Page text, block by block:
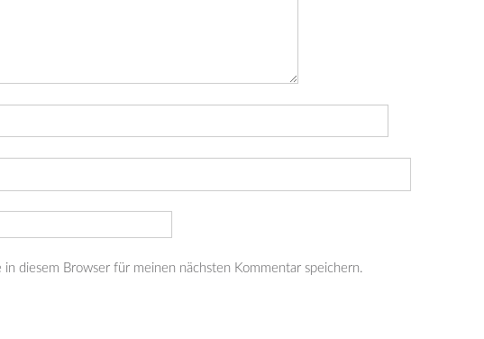
diesem Browser für meinen nächsten Kommentar speichern.